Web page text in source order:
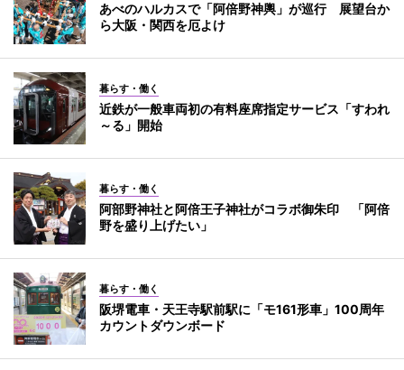
あべのハルカスで「阿倍野神輿」が巡行 展望台か
ら大阪・関西を厄よけ
暮らす・働く
近鉄が一般車両初の有料座席指定サービス「すわれ
～る」開始
暮らす・働く
阿部野神社と阿倍王子神社がコラボ御朱印 「阿倍
野を盛り上げたい」
暮らす・働く
阪堺電車・天王寺駅前駅に「モ161形車」100周年
カウントダウンボード